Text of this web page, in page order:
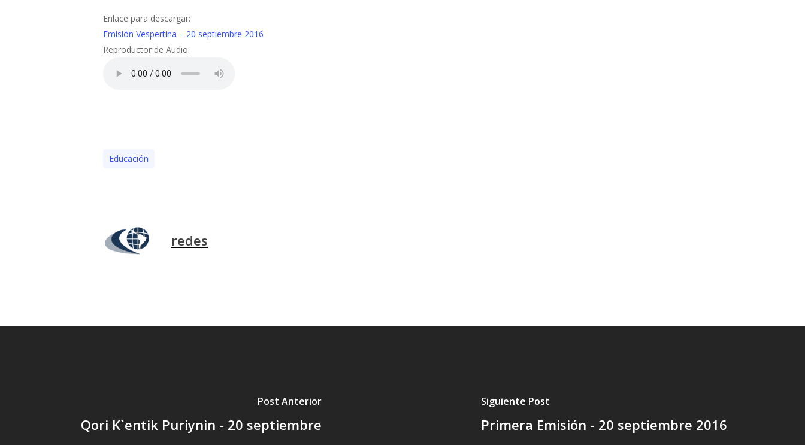
Enlace para descargar:
Emisión Vespertina – 20 septiembre 2016
Reproductor de Audio:
Educación
redes
Post Anterior
Qori K`entik Puriynin - 20 septiembre
Siguiente Post
Primera Emisión - 20 septiembre 2016